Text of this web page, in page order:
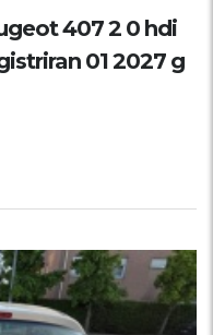
407 2 0 hdi
01 2027 g